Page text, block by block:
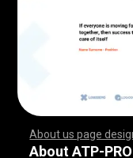
About us page
,,,,,,,,,,,,,,,,,,,,,
,,,,,,,,,,,,,,,,,,,,,
,,,,,,,,,,,,,,,,,,,,,
,,,,,,,,,,,,,,,,,,,,,
,,,,,,,,,,,,,,,,,,,,,
,,,,,,,,,,,,,,,,,,,,,
,,,,,,,,,,,,,,,,,,,,,
,,,,,,,,,,,,,,,,,,,,,
About ATP-